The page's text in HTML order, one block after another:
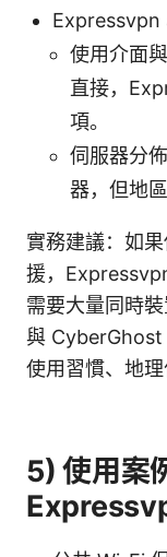
使用介面
直接，
項。
伺服器分
器，但地
實務建議：如
援，
需要大量同時
與 CyberGhost
使用習慣、地理
5) 使用案